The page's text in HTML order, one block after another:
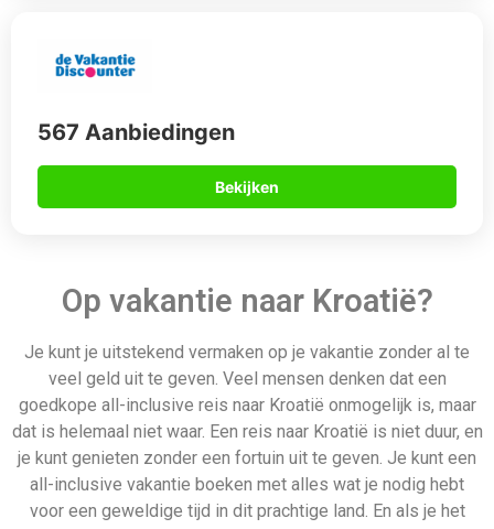
all-inclusive vakantie boeken met alles wat je nodig hebt
type persoon bent dat vaak op het laatste moment besluit
weg te gaan, vrees dan niet! Je kunt nog steeds geweldige
kortingen krijgen via de vele all-inclusive last minutes in
Kroatië. Dus wanneer reis jij naar Kroatië?
Daarom boek je via
Allinclusive.be
Gegarandeerd de beste deal